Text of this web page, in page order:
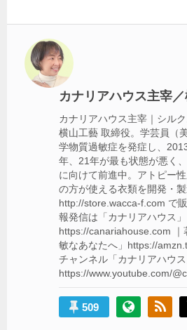
ゲ
ー
シ
ョ
カナリアハウス主宰
カナリアハウス主宰｜シル
横山工藝 取締役。学芸員（
学物質過敏症を発症し、
年、21年が最も状態が悪く
に向けて前進中。アトピー
の方が使える衣類を開発・製
http://store.wacca-f.com で
報発信は「カナリアハウス」
https://canariahouse.com ｜
敏なあなたへ」https://
チャンネル「カナリアハウス
https://www.youtube.com/
509